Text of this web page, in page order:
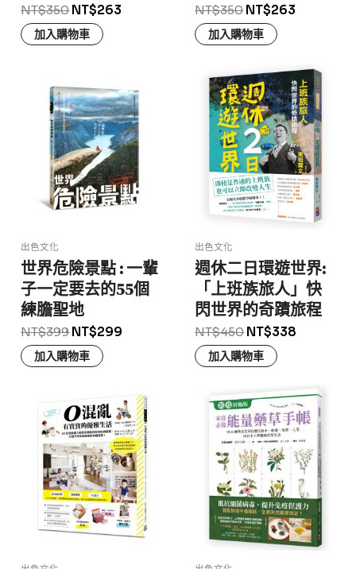
NT$350NT$263
加入購物車
NT$350NT$263
加入購物車
出色文化
世界危險景點 : 一輩
子一定要去的55個
練膽聖地
NT$399NT$299
加入購物車
出色文化
週休二日環遊世界:
「上班族旅人」快
閃世界的奇蹟旅程
NT$450NT$338
加入購物車